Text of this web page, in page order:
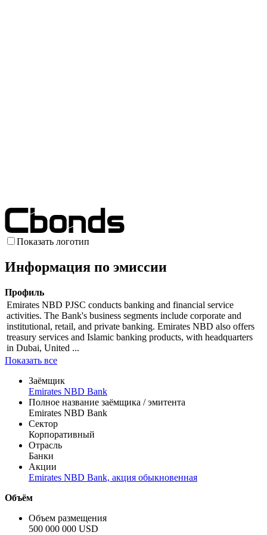
Показать логотип
Информация по эмиссии
Профиль
Emirates NBD PJSC conducts banking and financial service
activities. The Bank's business segments include corporate and
institutional, retail, and private banking. Emirates NBD also offers
treasury services and Islamic banking products, with headquarters
in Dubai, United ...
Показать все
Заёмщик
Emirates NBD Bank
Полное название заёмщика / эмитента
Emirates NBD Bank
Сектор
Корпоративный
Отрасль
Банки
Акции
Emirates NBD Bank, акция обыкновенная
Объём
Объем размещения
500 000 000 USD